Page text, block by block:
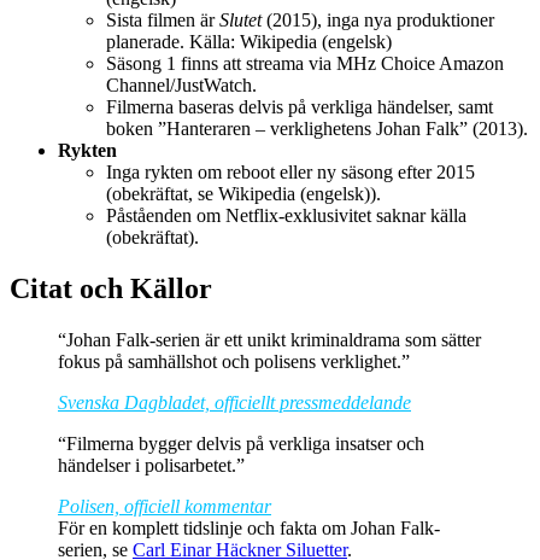
Sista filmen ärSlutet(2015), inga nya produktioner
planerade. Källa: Wikipedia (engelsk)
Säsong 1 finns att streama via MHz Choice Amazon
Channel/JustWatch.
Filmerna baseras delvis på verkliga händelser, samt
boken ”Hanteraren – verklighetens Johan Falk” (2013).
Rykten
Inga rykten om reboot eller ny säsong efter 2015
(obekräftat, se Wikipedia (engelsk)).
Påståenden om Netflix-exklusivitet saknar källa
(obekräftat).
Citat och Källor
“Johan Falk-serien är ett unikt kriminaldrama som sätter
fokus på samhällshot och polisens verklighet.”
Svenska Dagbladet, officiellt pressmeddelande
“Filmerna bygger delvis på verkliga insatser och
händelser i polisarbetet.”
Polisen, officiell kommentar
För en komplett tidslinje och fakta om Johan Falk-
serien, se Carl Einar Häckner Siluetter.